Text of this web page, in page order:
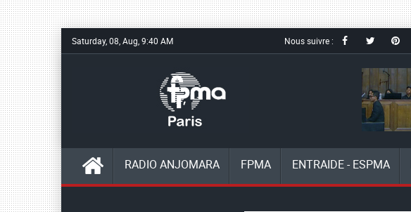
Saturday, 08, Aug, 9:40 AM Nous suivre :
RADIO ANJOMARA FPMA ENTRAIDE - ESPMA